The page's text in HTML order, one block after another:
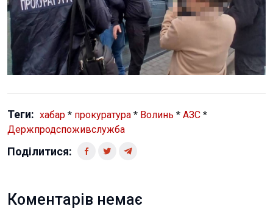
Теги: хабар * прокуратура * Волинь * АЗС *
Держпродспоживслужба
Поділитися:
Коментарів немає